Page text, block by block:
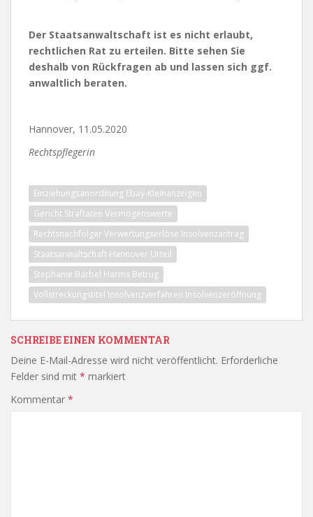
Der Staatsanwaltschaft ist es nicht erlaubt,
rechtlichen Rat zu erteilen. Bitte sehen Sie
deshalb von Rückfragen ab und lassen sich ggf.
anwaltlich beraten.
Hannover, 11.05.2020
Rechtspflegerin
Einziehungsanordnung Ebay-Kleinanzeigen
Gericht Straftaten Vermögenswerte
Rechtsnachfolger Verwertungserlöse Insolvenzantrag
Staatsanwaltschaft Hannover Urteil
Stephanie Bärbel Harms Betrug
Vollstreckungstitel Insolvenzverfahren Insolvenzeröffnung
SCHREIBE EINEN KOMMENTAR
Deine E-Mail-Adresse wird nicht veröffentlicht. Erforderliche
Felder sind mit * markiert
Kommentar *